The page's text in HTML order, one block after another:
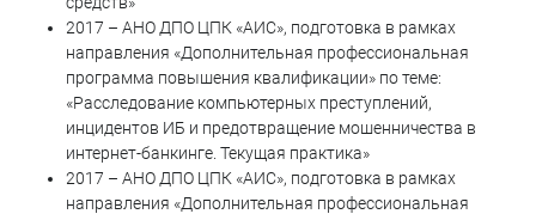
2017 – АНО ДПО ЦПК «АИС», подготовка в рамках
направления «Дополнительная профессиональная
программа повышения квалификации» по теме:
«Расследование компьютерных преступлений,
инцидентов ИБ и предотвращение мошенничества в
интернет-банкинге. Текущая практика»
2017 – АНО ДПО ЦПК «АИС», подготовка в рамках
направления «Дополнительная профессиональная